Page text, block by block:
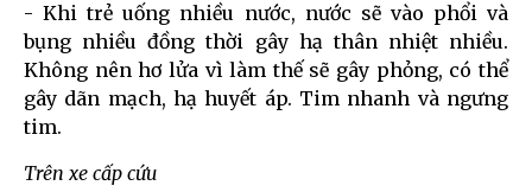
- Khi trẻ uống nhiều nước, nước sẽ vào phổi và
bụng nhiều đồng thời gây hạ thân nhiệt nhiều.
Không nên hơ lửa vì làm thế sẽ gây phỏng, có thể
gây dãn mạch, hạ huyết áp. Tim nhanh và ngưng
tim.
Trên xe cấp cứu